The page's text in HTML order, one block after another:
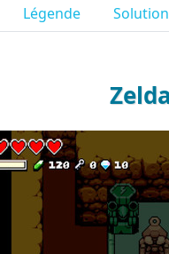
Légende Solution